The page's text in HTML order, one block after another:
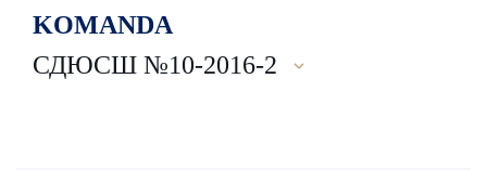
KOMANDA
СДЮСШ №10-2016-2